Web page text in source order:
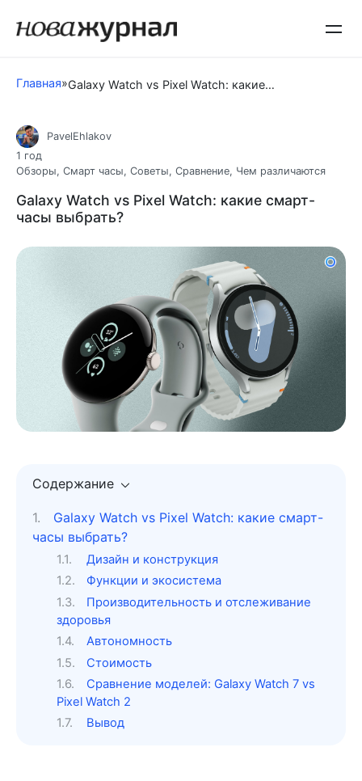
Главная» Galaxy Watch vs Pixel Watch: какие смарт-часы выбрать?
PavelEhlakov
1 год
Обзоры, Смарт часы, Советы, Сравнение, Чем различаются
Galaxy Watch vs Pixel Watch: какие смарт-
часы выбрать?
Содержание
Galaxy Watch vs Pixel Watch: какие смарт-
часы выбрать?
Дизайн и конструкция
Функции и экосистема
Производительность и отслеживание
здоровья
Автономность
Стоимость
Сравнение моделей: Galaxy Watch 7 vs
Pixel Watch 2
Вывод